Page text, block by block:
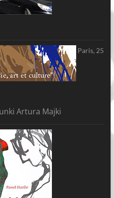
Paris, 25
Artura Majki